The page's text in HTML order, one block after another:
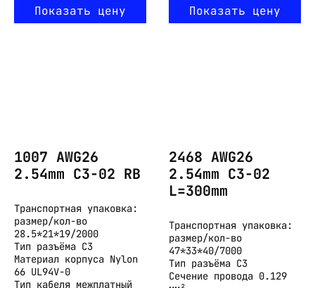
Показать цену Показать цену
1007 AWG26
2.54mm C3-02 RB
Транспортная упаковка:
размер/кол-во
28.5*21*19/2000
Тип разъёма C3
Материал корпуса Nylon
66 UL94V-0
Тип кабеля межплатный
2468 AWG26
2.54mm C3-02
L=300mm
Транспортная упаковка:
размер/кол-во
47*33*40/7000
Тип разъёма C3
Сечение провода 0.129